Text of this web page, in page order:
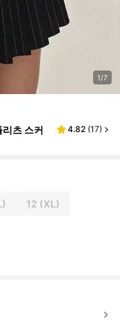
1/7
츠 스커
4.82 (17)
12 (XL)